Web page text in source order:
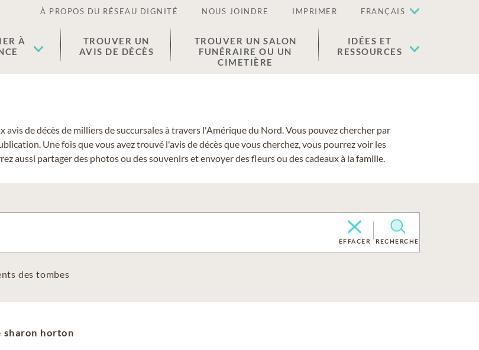
À PROPOS DU RÉSEAU DIGNITÉ NOUS JOINDRE IMPRIMER FRANÇAIS
À
TROUVER UN
AVIS DE DÉCÈS
TROUVER UN SALON
FUNÉRAIRE OU UN
CIMETIÈRE
IDÉES ET
RESSOURCES
avis de décès de milliers de succursales à travers l'Amérique du Nord. Vous pouvez chercher par
Une fois que vous avez trouvé l'avis de décès que vous cherchez, vous pourrez voir les
aussi partager des photos ou des souvenirs et envoyer des fleurs ou des cadeaux à la famille.
EFFACER RECHERCHE
des tombes
sharon horton